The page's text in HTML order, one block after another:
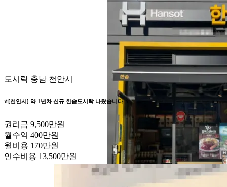
도시락 충남 천안시
⭐️[천안시] 약 1년차 신규 한솥도시락 나왔습니다 ⭐️
권리금 9,500만원
월수익 400만원
월비용 170만원
인수비용 13,500만원